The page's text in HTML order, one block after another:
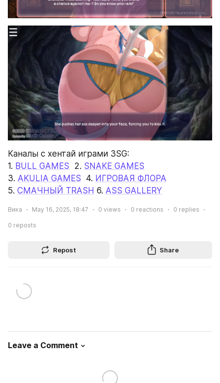
Каналы с хентай играми 3SG:
1. BULL GAMES 2. SNAKE GAMES
3. AKULIA GAMES 4. ИГРОВАЯ ФЛОРА
5. СМАЧНЫЙ TRASH 6. ASS GALLERY
Вика May 16, 2025, 18:47 0 views 0 reactions 0 replies
0 reposts
Repost Share
Leave a Comment